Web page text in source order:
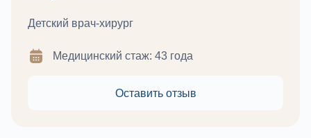
Детский врач-хирург
Медицинский стаж: 43 года
Оставить отзыв